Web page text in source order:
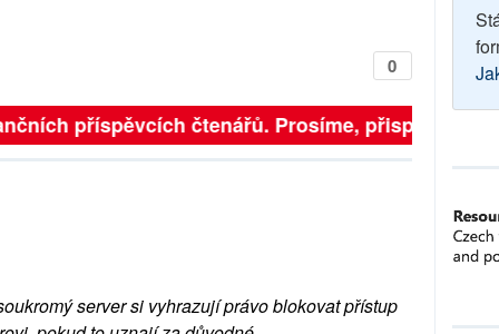
0
příspěvcích čtenářů. Prosíme, přispějte. ➥
server si vyhrazují právo blokovat přístup